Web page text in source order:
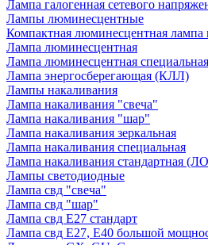
Лампа галогенная сетевого
Лампы люминесцентные
Компактная люминесцентная лампа
Лампа люминесцентная
Лампа люминесцентная специальная
Лампа энергосберегающая (КЛЛ)
Лампы накаливания
Лампа накаливания "свеча"
Лампа накаливания "шар"
Лампа накаливания зеркальная
Лампа накаливания специальная
Лампа накаливания стандартная
Лампы светодиодные
Лампа свд "свеча"
Лампа свд "шар"
Лампа свд E27 стандарт
Лампа свд E27, Е40 большой